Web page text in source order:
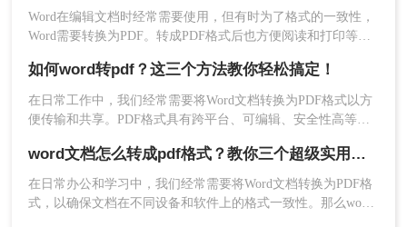
3、文件上传后可选择输出目录，点击开始转换。
种免费的Word转PDF方法，并分享一些实用技巧。
Word在编辑文档时经常需要使用，但有时为了格式的一致性，
Word需要转换为PDF。转成PDF格式后也方便阅读和打印等操
很多职场新人不知道怎么转换的，以下是如何将word转pdf文档
的步骤。希望能帮助到大家。
如何word转pdf？这三个方法教你轻松搞定！
在日常工作中，我们经常需要将Word文档转换为PDF格式以方
便传输和共享。PDF格式具有跨平台、可编辑、安全性高等优
word转pdf，包括方法、注意事项和常见问题等，帮助您轻松完
成转换。
word文档怎么转成pdf格式？教你三个超级实用的方法！
在日常办公和学习中，我们经常需要将Word文档转换为PDF格
式，以确保文档在不同设备和软件上的格式一致性。那么word